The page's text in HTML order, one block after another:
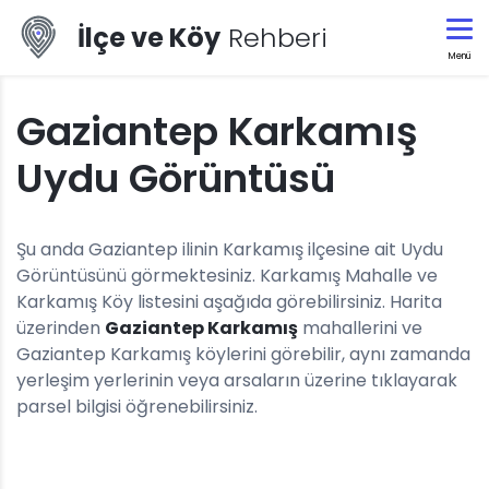
İlçe ve Köy Rehberi
Menü
Gaziantep Karkamış
Uydu Görüntüsü
Şu anda Gaziantep ilinin Karkamış ilçesine ait Uydu
Görüntüsünü görmektesiniz. Karkamış Mahalle ve
Karkamış Köy listesini aşağıda görebilirsiniz. Harita
üzerinden Gaziantep Karkamış mahallerini ve
Gaziantep Karkamış köylerini görebilir, aynı zamanda
yerleşim yerlerinin veya arsaların üzerine tıklayarak
parsel bilgisi öğrenebilirsiniz.